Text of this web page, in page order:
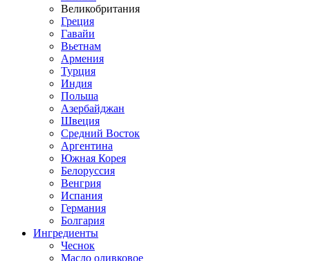
Великобритания
Греция
Гавайи
Вьетнам
Армения
Турция
Индия
Польша
Азербайджан
Швеция
Средний Восток
Аргентина
Южная Корея
Белоруссия
Венгрия
Испания
Германия
Болгария
Ингредиенты
Чеснок
Масло оливковое